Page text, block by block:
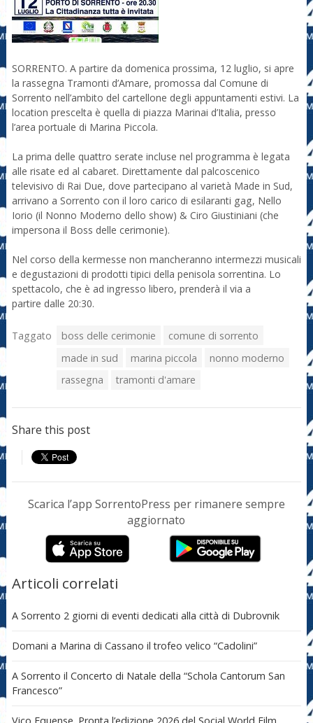
SORRENTO. A partire da domenica prossima, 12 luglio, si apre
la rassegna Tramonti d’Amare, promossa dal Comune di
Sorrento nell’ambito del cartellone degli appuntamenti estivi. La
location prescelta è quella di piazza Marinai d’Italia, presso
l’area portuale di Marina Piccola.
La prima delle quattro serate incluse nel programma è legata
alle risate ed al cabaret. Direttamente dal palcoscenico
televisivo di Rai Due, dove partecipano al varietà Made in Sud,
arrivano a Sorrento con il loro carico di esilaranti gag, Nello
Iorio (il Nonno Moderno dello show) & Ciro Giustiniani (che
impersona il Boss delle cerimonie).
Nel corso della kermesse non mancheranno intermezzi musicali
e degustazioni di prodotti tipici della penisola sorrentina. Lo
spettacolo, che è ad ingresso libero, prenderà il via a
partire dalle 20:30.
Taggato boss delle cerimonie
comune di sorrento
made in sud
marina piccola
nonno moderno
rassegna
tramonti d'amare
Share this post
Scarica l’app SorrentoPress per rimanere sempre
aggiornato
Articoli correlati
A Sorrento 2 giorni di eventi dedicati alla città di Dubrovnik
Domani a Marina di Cassano il trofeo velico “Cadolini”
A Sorrento il Concerto di Natale della “Schola Cantorum San
Francesco”